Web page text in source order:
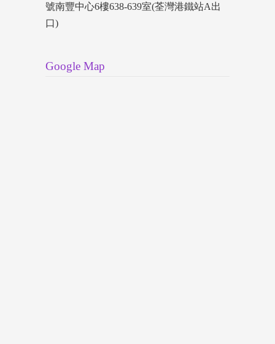
號南豐中心6樓638-639室(荃灣港鐵站A出
口)
Google Map